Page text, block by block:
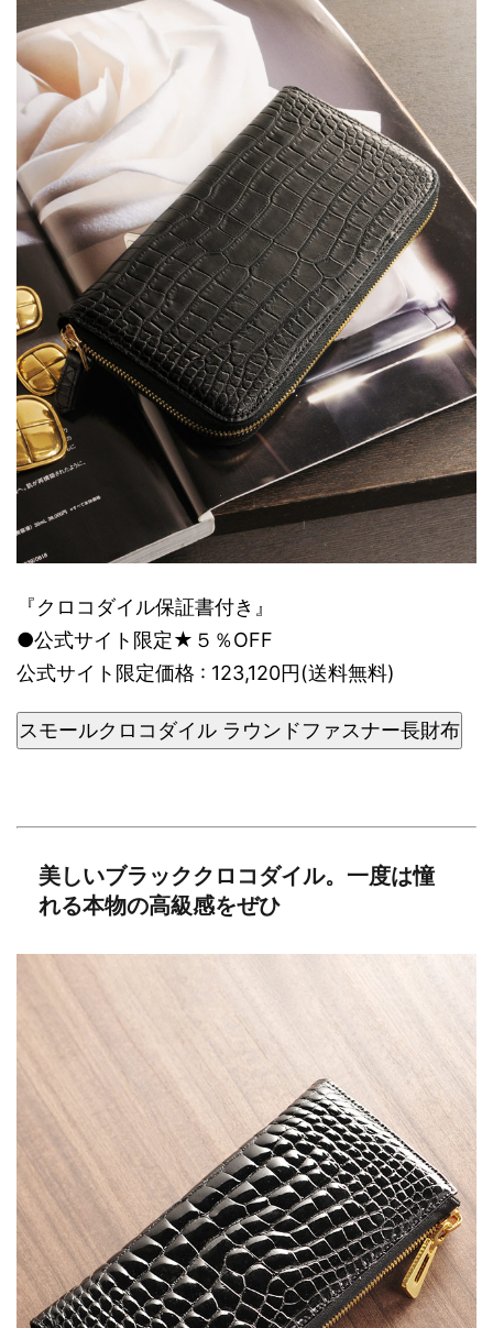
『クロコダイル保証書付き』
●公式サイト限定★５％OFF
公式サイト限定価格 : 123,120円(送料無料)
スモールクロコダイル ラウンドファスナー長財布
美しいブラッククロコダイル。一度は憧
れる本物の高級感をぜひ